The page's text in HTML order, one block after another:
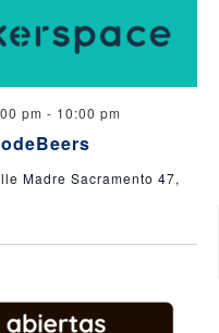
pm - 10:00 pm
Madre Sacramento 47,